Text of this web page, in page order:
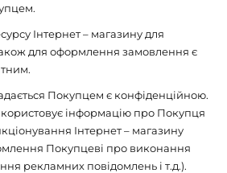
Інтернет – магазину для
для оформлення замовлення є
Покупцем є конфіденційною.
інформацію про Покупця
Інтернет – магазину
Покупцеві про виконання
рекламних повідомлень і т.д.).